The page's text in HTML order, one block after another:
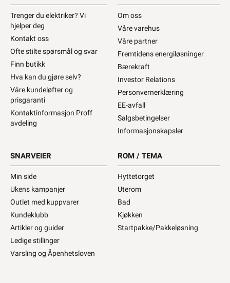
Trenger du elektriker? Vi
hjelper deg
Kontakt oss
Ofte stilte spørsmål og svar
Finn butikk
Hva kan du gjøre selv?
Våre kundeløfter og
prisgaranti
Kontaktinformasjon Proff
avdeling
Om oss
Våre varehus
Våre partner
Fremtidens energiløsninger
Bærekraft
Investor Relations
Personvernerklæring
EE-avfall
Salgsbetingelser
Informasjonskapsler
SNARVEIER
Min side
Ukens kampanjer
Outlet med kuppvarer
Kundeklubb
Artikler og guider
Ledige stillinger
Varsling og Åpenhetsloven
ROM / TEMA
Hyttetorget
Uterom
Bad
Kjøkken
Startpakke/Pakkeløsning